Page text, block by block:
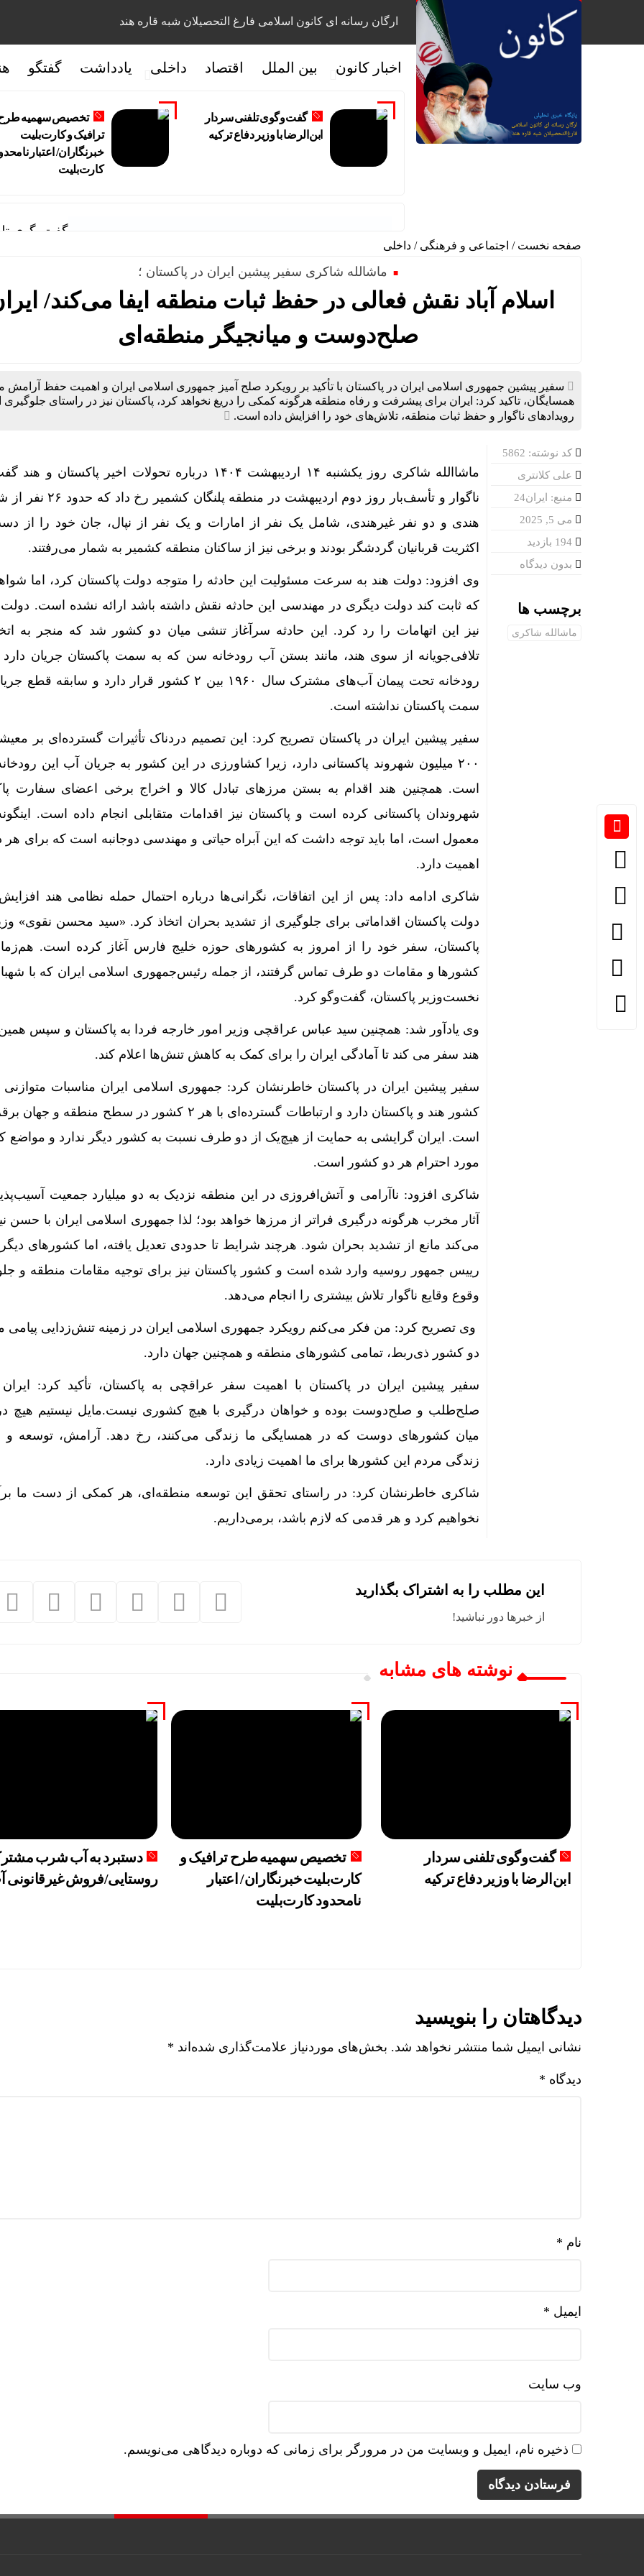
ارگان رسانه ای کانون اسلامی فارغ التحصیلان شبه قاره هند
اخبار کانون بین الملل اقتصاد داخلی یادداشت گفتگو
گفت‌وگوی تلفنی سردار
ابن‌الرضا با وزیر دفاع ترکیه
تخصیص سهمیه
ترافیک و کارت‌بلیت
خبرنگاران/ اعتبار
کارت‌بلیت
گفت‌وگوی
تخصیص
دستبرد به
نگرش
صفحه نخست / اجتماعی و فرهنگی / داخلی
ماشالله شاکری سفیر پیشین ایران در پاکستان ؛
اسلام آباد نقش فعالی در حفظ ثبات منطقه ایفا می‌کند/
صلح‌دوست و میانجیگر منطقه‌ای
سفیر پیشین جمهوری اسلامی ایران در پاکستان با تأکید بر رویکرد صلح‌ آمیز جمهوری اسلامی ایران و اهمیت حفظ آرامش
همسایگان، تاکید کرد: ایران برای پیشرفت و رفاه منطقه هرگونه کمکی را دریغ نخواهد کرد، پاکستان نیز در راستای جلوگیری
رویدادهای ناگوار و حفظ ثبات منطقه، تلاش‌های خود را افزایش داده است.
کد نوشته: 5862
علی کلانتری
منبع: ایران24
می 5, 2025
بدون دیدگاه
برچسب ها
ماشالله شاکری
ماشاالله شاکری روز یکشنبه ۱۴ اردیبهشت ۱۴۰۴ درباره تحولات اخیر
ناگوار و تأسف‌بار روز دوم اردیبهشت در
هندی و دو نفر غیرهندی، شامل یک نفر از امارات و یک نفر از نپال، جان خود را از
اکثریت قربانیان گردشگر بودند و برخی نیز از ساکنان منطقه کشمیر به شمار می‌رفتند.
وی افزود: دولت هند به سرعت مسئولیت این حادثه را متوجه دولت پاکستان کرد، اما
که ثابت کند دولت دیگری در مهندسی این حادثه نقش داشته باشد ارائه نشده است. دولت
نیز این اتهامات را رد کرد. این حادثه سرآغاز تنشی میان دو کشور شد که منجر به
تلافی‌جویانه از سوی هند، مانند بستن آب رودخانه سن که به سمت پاکستان جریان
رودخانه تحت پیمان آب‌های مشترک سال ۱۹۶۰ بین ۲ کشور قرار دارد و
سمت پاکستان نداشته است.
سفیر پیشین ایران در پاکستان تصریح کرد: این تصمیم دردناک تأثیرات گسترده‌ای بر
۲۰۰ میلیون شهروند پاکستانی دارد، زیرا کشاورزی در این کشور به جریان آب این
است. همچنین هند اقدام به بستن مرز‌های تبادل کالا و اخراج برخی اعضای سفارت
شهروندان پاکستانی کرده است و پاکستان نیز اقدامات متقابلی انجام داده است.
معمول است، اما باید توجه داشت که این آبراه حیاتی و مهندسی دوجانبه است که برای هر
اهمیت دارد.
شاکری ادامه داد: پس از این اتفاقات، نگرانی‌ها درباره احتمال حمله نظامی هند
دولت پاکستان اقداماتی برای جلوگیری از تشدید بحران اتخاذ کرد. «سید محسن نقوی»
پاکستان، سفر خود را از امروز به کشور‌های حوزه خلیج فارس آغاز کرده است.
کشور‌ها و مقامات دو طرف تماس گرفتند، از جمله رئیس‌جمهوری اسلامی ایران که با
نخست‌وزیر پاکستان، گفت‌و‌گو کرد.
وی یادآور شد: همچنین سید عباس عراقچی وزیر امور خارجه فردا به پاکستان و سپس
هند سفر می کند تا آمادگی ایران را برای کمک به کاهش تنش‌ها اعلام کند.
سفیر پیشین ایران در پاکستان خاطرنشان کرد: جمهوری اسلامی ایران مناسبات متوازنی
کشور هند و پاکستان دارد و ارتباطات گسترده‌ای با هر ۲ کشور در سطح منطقه
است. ایران گرایشی به حمایت از هیچ‌یک از دو طرف نسبت به کشور دیگر ندارد و مواضع
مورد احترام هر دو کشور است.
شاکری افزود: ناآرامی و آتش‌افروزی در این منطقه نزدیک به دو میلیارد جمعیت
آثار مخرب هرگونه درگیری فراتر از مرز‌ها خواهد بود؛ لذا جمهوری اسلامی ایران با حسن
می‌کند مانع از تشدید بحران شود. هرچند شرایط تا حدودی تعدیل یافته، اما کشور‌های
رییس جمهور روسیه وارد شده است و کشور پاکستان نیز برای توجیه مقامات منطقه و
وقوع وقایع ناگوار تلاش بیشتری را انجام می‌دهد.
وی تصریح کرد: من فکر می‌کنم رویکرد جمهوری اسلامی ایران در زمینه تنش‌زدایی پیامی
دو کشور ذی‌ربط، تمامی کشور‌های منطقه و همچنین جهان دارد.
سفیر پیشین ایران در پاکستان با اهمیت سفر عراقچی به پاکستان، تأکید کرد:
صلح‌طلب و صلح‌دوست بوده و خواهان درگیری با هیچ کشوری نیست.مایل نیستیم هیچ
میان کشور‌های دوست که در همسایگی ما زندگی می‌کنند، رخ دهد. آرامش، توسعه و
زندگی مردم این کشور‌ها برای ما اهمیت زیادی دارد.
شاکری خاطرنشان کرد: در راستای تحقق این توسعه منطقه‌ای، هر کمکی از دست ما
نخواهیم کرد و هر قدمی که لازم باشد، برمی‌داریم.
این مطلب را به اشتراک بگذارید
از خبرها دور نباشید!
نوشته های مشابه
گفت‌وگوی تلفنی سردار
ابن‌الرضا با وزیر دفاع ترکیه
تخصیص سهمیه طرح ترافیک و
کارت‌بلیت خبرنگاران/ اعتبار
نامحدود کارت‌بلیت
دستبرد به آب شرب
روستایی/فروش غیرقانونی
دیدگاهتان را بنویسید
نشانی ایمیل شما منتشر نخواهد شد. بخش‌های موردنیاز علامت‌گذاری شده‌اند *
دیدگاه *
نام *
ایمیل *
وب‌ سایت
ذخیره نام، ایمیل و وبسایت من در مرورگر برای زمانی که دوباره دیدگاهی می‌نویسم.